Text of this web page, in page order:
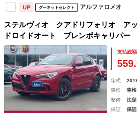
UP グーネットセレクト アルファロメオ
ステルヴィオ クアドリフォリオ ア
ドロイドオート ブレンボキャリパ
ハーマンカードンスピーカー キセノ
ゲート 純正２０インチアルミホイー
支払総額
559.
年式
車検
車
整備
法
保証
保